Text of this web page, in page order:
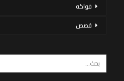
فواكه
قصص